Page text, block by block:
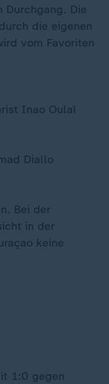
Durchgang. Die
die eigenen
vom Favoriten
Inao Oulaï
Diallo
Bei der
in der
keine
1:0 gegen